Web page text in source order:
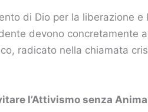
di Dio per la liberazione
devono concretamente
radicato nella chiamata
l’Attivismo senza Anima